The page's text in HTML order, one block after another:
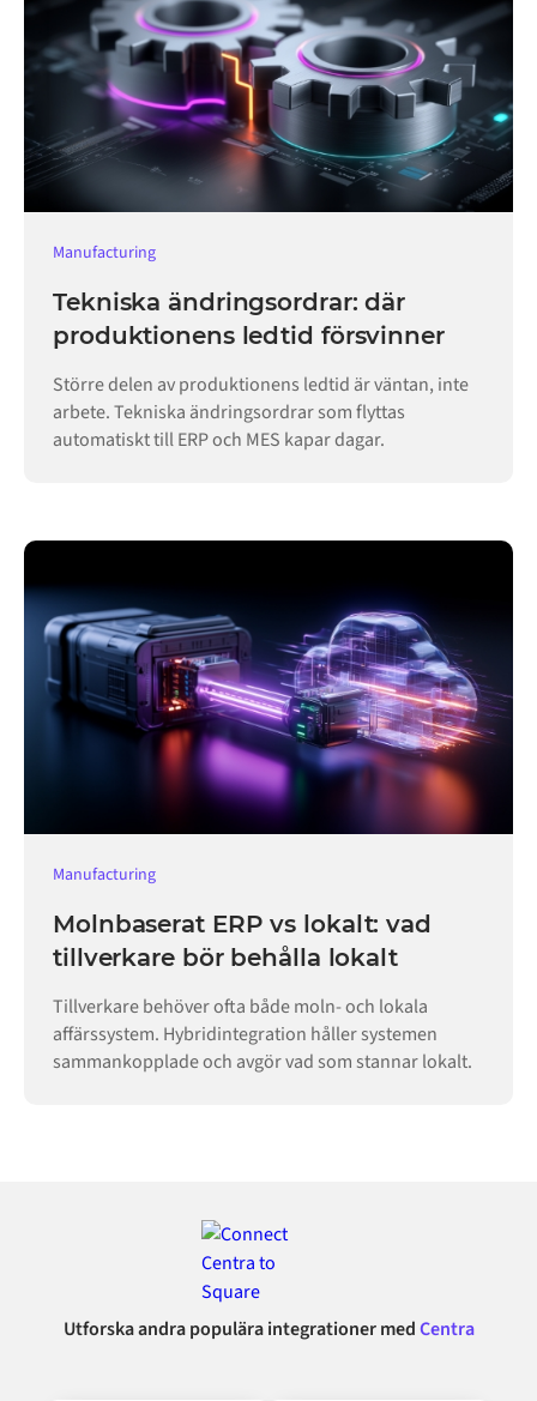
Manufacturing
Tekniska ändringsordrar: där
produktionens ledtid försvinner
Större delen av produktionens ledtid är väntan, inte
arbete. Tekniska ändringsordrar som flyttas
automatiskt till ERP och MES kapar dagar.
Manufacturing
Molnbaserat ERP vs lokalt: vad
tillverkare bör behålla lokalt
Tillverkare behöver ofta både moln- och lokala
affärssystem. Hybridintegration håller systemen
sammankopplade och avgör vad som stannar lokalt.
Utforska andra populära integrationer medCentra